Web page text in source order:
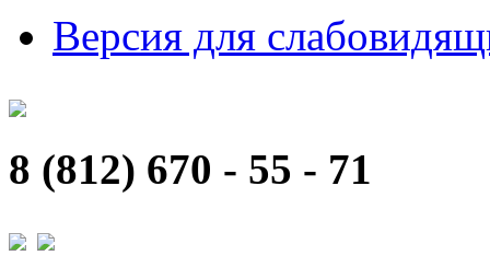
Версия для
8 (812) 670 - 55 - 71